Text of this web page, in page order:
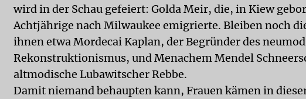
wird in der Schau gefeiert: Golda Meir, die, in Kiew
Achtjährige nach Milwaukee emigrierte. Bleiben noch
ihnen etwa Mordecai Kaplan, der Begründer des
Rekonstruktionismus, und Menachem Mendel
altmodische Lubawitscher Rebbe.
Damit niemand behaupten kann, Frauen kämen in